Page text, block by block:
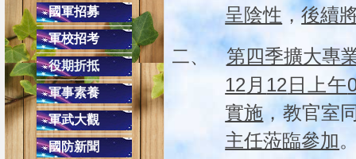
校內
避免LINE發生盜用詐騙之2
2.不隨意點選不明之網址
交通安全教育４項
(二)安全空間，不做沒有把握的動作，只要
(四)防衛兼備，防止事
國軍招募
軍校招考
役期折抵
軍事素養
軍武大觀
國防新聞
呈陰性 ，後續
二、 第四季擴大專
12 月 12 日上午
實施，教官室
主任蒞臨參加